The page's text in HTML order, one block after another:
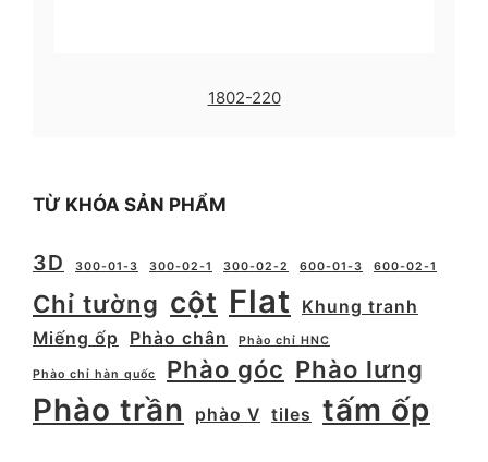
1802-220
TỪ KHÓA SẢN PHẨM
3D 300-01-3 300-02-1 300-02-2 600-01-3 600-02-1
Chỉ tường cột Flat
Khung tranh
Miếng ốp
Phào chân Phào chỉ HNC
Phào chỉ hàn quốc Phào góc Phào lưng
Phào trần phào V tiles tấm ốp